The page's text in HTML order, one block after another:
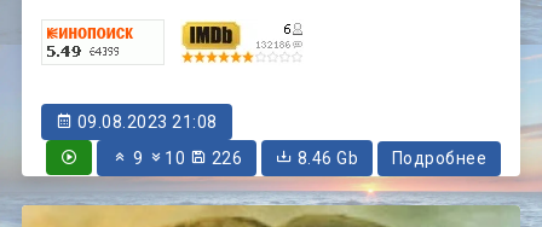
09.08.2023 21:08
9
10 226 8.46 Gb Подробнее